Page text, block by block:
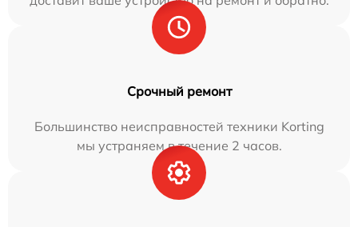
Срочный ремонт
Большинство неисправностей техники Korting
мы устраняем в течение 2 часов.